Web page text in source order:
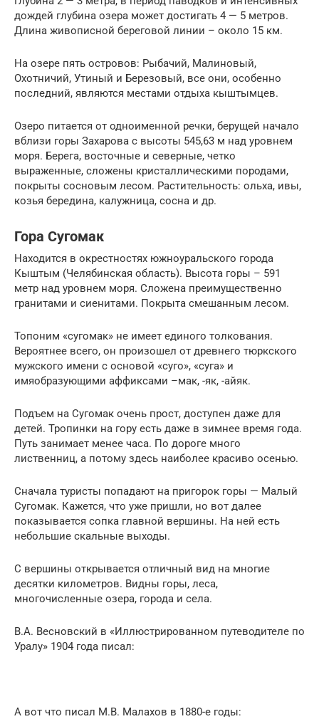
дождей глубина озера может достигать 4 — 5 метров.
Длина живописной береговой линии – около 15 км.
На озере пять островов: Рыбачий, Малиновый,
Охотничий, Утиный и Березовый, все они, особенно
последний, являются местами отдыха кыштымцев.
Озеро питается от одноименной речки, берущей начало
вблизи горы Захарова с высоты 545,63 м над уровнем
моря. Берега, восточные и северные, четко
выраженные, сложены кристаллическими породами,
покрыты сосновым лесом. Растительность: ольха, ивы,
козья бередина, калужница, сосна и др.
Гора Сугомак
Находится в окрестностях южноуральского города
Кыштым (Челябинская область). Высота горы – 591
метр над уровнем моря. Сложена преимущественно
гранитами и сиенитами. Покрыта смешанным лесом.
Топоним «сугомак» не имеет единого толкования.
Вероятнее всего, он произошел от древнего тюркского
мужского имени с основой «суго», «суга» и
имяобразующими аффиксами –мак, -як, -айяк.
Подъем на Сугомак очень прост, доступен даже для
детей. Тропинки на гору есть даже в зимнее время года.
Путь занимает менее часа. По дороге много
лиственниц, а потому здесь наиболее красиво осенью.
Сначала туристы попадают на пригорок горы — Малый
Сугомак. Кажется, что уже пришли, но вот далее
показывается сопка главной вершины. На ней есть
небольшие скальные выходы.
С вершины открывается отличный вид на многие
десятки километров. Видны горы, леса,
многочисленные озера, города и села.
В.А. Весновский в «Иллюстрированном путеводителе по
Уралу» 1904 года писал:
А вот что писал М.В. Малахов в 1880-е годы: